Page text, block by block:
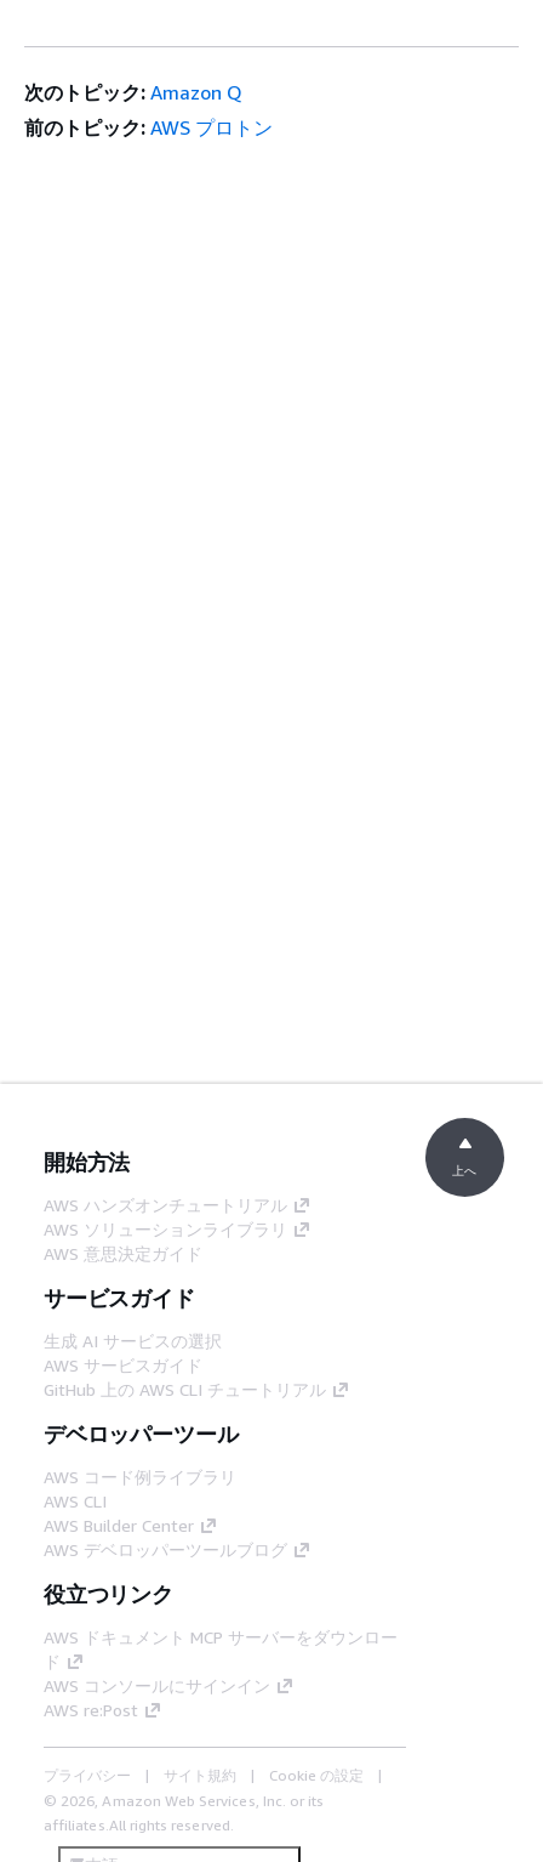
次のトピック: Amazon Q
前のトピック: AWS プロトン
開始方法
AWS ハンズオンチュートリアル
AWS ソリューションライブラリ
AWS 意思決定ガイド
サービスガイド
生成 AI サービスの選択
AWS サービスガイド
GitHub 上の AWS CLI チュートリアル
デベロッパーツール
AWS コード例ライブラリ
AWS CLI
AWS Builder Center
AWS デベロッパーツールブログ
役立つリンク
AWS ドキュメント MCP サーバーをダウンロー
ド
AWS コンソールにサインイン
AWS re:Post
プライバシー サイト規約
Cookie の設定
© 2026, Amazon Web Services, Inc. or its
affiliates.All rights reserved.
上へ